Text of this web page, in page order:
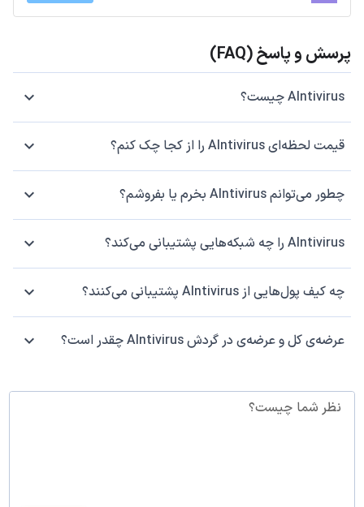
پرسش و پاسخ (FAQ)
AIntivirus چیست؟
قیمت لحظه‌ای AIntivirus را از کجا چک کنم؟
چطور می‌توانم AIntivirus بخرم یا بفروشم؟
AIntivirus را چه شبکه‌هایی پشتیبانی می‌کند؟
چه کیف پول‌هایی از AIntivirus پشتیبانی می‌کنند؟
عرضه‌ی کل و عرضه‌ی در گردش AIntivirus چقدر است؟
نظر شما چیست؟